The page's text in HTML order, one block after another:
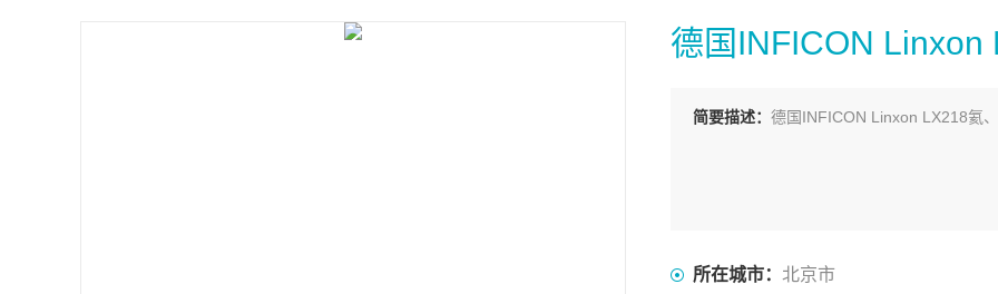
德国INFICON Linxon
简要描述： 德国INFICON Linxon LX218氦
所在城市： 北京市